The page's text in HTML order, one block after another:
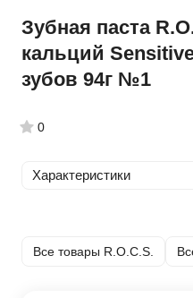
Зубная паста
кальций
зубов 94г №1
0
Характеристики
Все товары R.O.C.S.